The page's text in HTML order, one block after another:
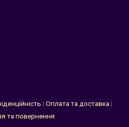
| Оплата та доставка |
та повернення